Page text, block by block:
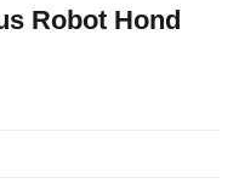
Robot Hond